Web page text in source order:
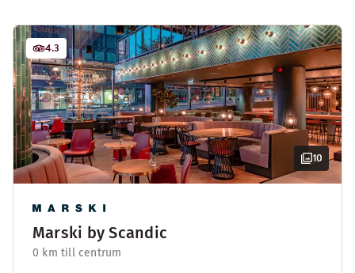
10
4.3
Marski by Scandic
0 km till centrum